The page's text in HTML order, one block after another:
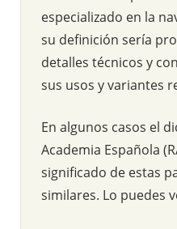
especializado en la
su definición sería
detalles técnicos y
sus usos y variantes
En algunos casos el
Academia Española
significado de estas
similares. Lo puedes